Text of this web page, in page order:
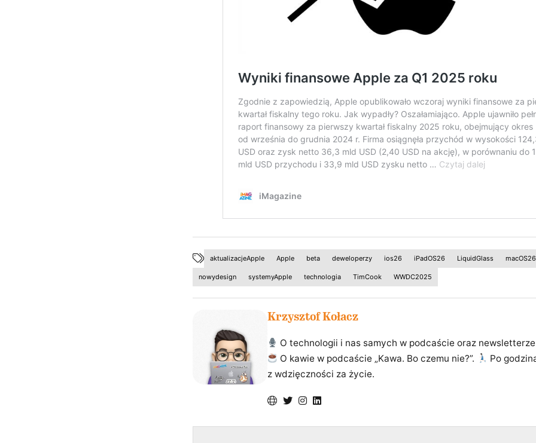
aktualizacjeApple Apple beta deweloperzy ios26 iPadOS26 LiquidGlass macOS26
nowydesign systemyApple technologia TimCook WWDC2025
Krzysztof Kołacz
O technologii i nas samych w podcaście oraz newsletterze
O kawie w podcaście „Kawa. Bo czemu nie?”.
Po
z wdzięczności za życie.